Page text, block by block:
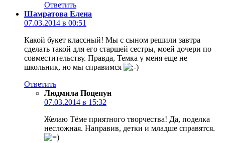
Ответить
Шамратова Елена
07.03.2014 в 00:51
Какой букет классный! Мы с сыном решили завтра
сделать такой для его старшей сестры, моей дочери по
совместительству. Правда, Темка у меня еще не
школьник, но мы справимся
Ответить
Людмила Поцепун
07.03.2014 в 15:32
Желаю Тёме приятного творчества! Да, поделка
несложная. Направив, детки и младше справятся.